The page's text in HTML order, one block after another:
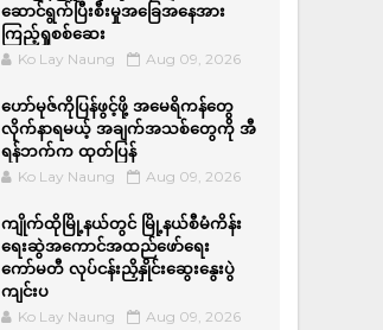
ဆောင်ရွက်ပြီးစီးမှုအခြေအနေအား
ကြည့်ရှုစစ်ဆေး
Ko Lay Naung Aug 09, 2026
ဟော်မုဇ်ကိုပြန်ဖွင့်ဖို့ အမေရိကန်တွေ
လိုက်နာရမယ့် အချက်အသစ်တွေကို အီ
ရန်ဘက်က ထုတ်ပြန်
Ko Lay Naung Aug 09, 2026
ကျိုက်ထိုမြို့နယ်တွင် မြို့နယ်စီမံကိန်း
ရေးဆွဲအကောင်အထည်ဖော်ရေး
ကော်မတီ လုပ်ငန်းညှိနှိုင်းဆွေးနွေးပွဲ
ကျင်းပ
Ko Lay Naung Aug 09, 2026